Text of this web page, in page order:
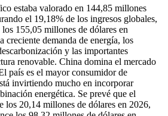
estaba valorado en 144,85 millones
el 19,18% de los ingresos globales,
155,05 millones de dólares en
creciente demanda de energía, los
y las importantes
renovable. China domina el mercado
país es el mayor consumidor de
invirtiendo mucho en incorporar
energética. Se prevé que el
los 20,14 millones de dólares en 2026,